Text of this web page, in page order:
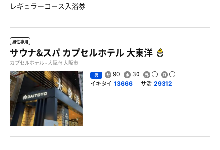
レギュラーコース入浴券
男性専用
サウナ&スパ カプセルホテル 大東洋
カプセルホテル - 大阪府 大阪市
男 90 30
イキタイ 13666 サ活 29312